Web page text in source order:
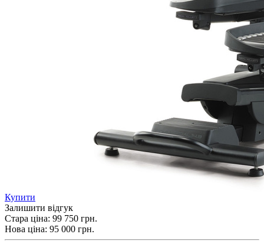
Купити
Залишити відгук
Стара ціна: 99 750 грн.
Нова ціна: 95 000 грн.